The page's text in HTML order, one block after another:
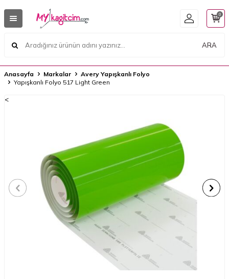
ARA
0
Anasayfa Markalar
Avery Yapışkanlı Folyo
Yapışkanlı Folyo 517 Light Green
<